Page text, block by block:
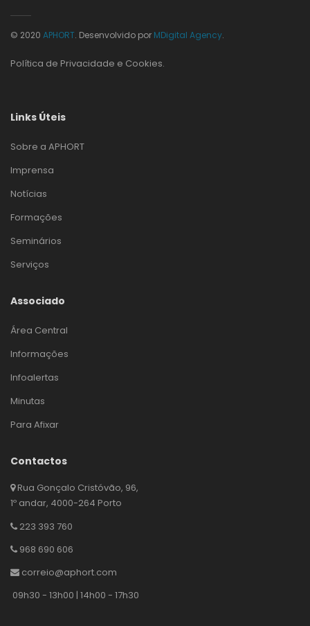
© 2020 APHORT. Desenvolvido por MDigital Agency.
Política de Privacidade e Cookies.
Links Úteis
Sobre a APHORT
Imprensa
Notícias
Formações
Seminários
Serviços
Associado
Área Central
Informações
Infoalertas
Minutas
Para Afixar
Contactos
Rua Gonçalo Cristóvão, 96,
1º andar, 4000-264 Porto
223 393 760
968 690 606
correio@aphort.com
09h30 - 13h00 | 14h00 - 17h30